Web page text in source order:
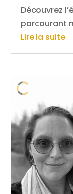
Découvrez
parcourant
Lire la suite